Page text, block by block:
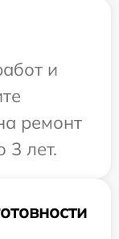
и
ремонт
3 лет.